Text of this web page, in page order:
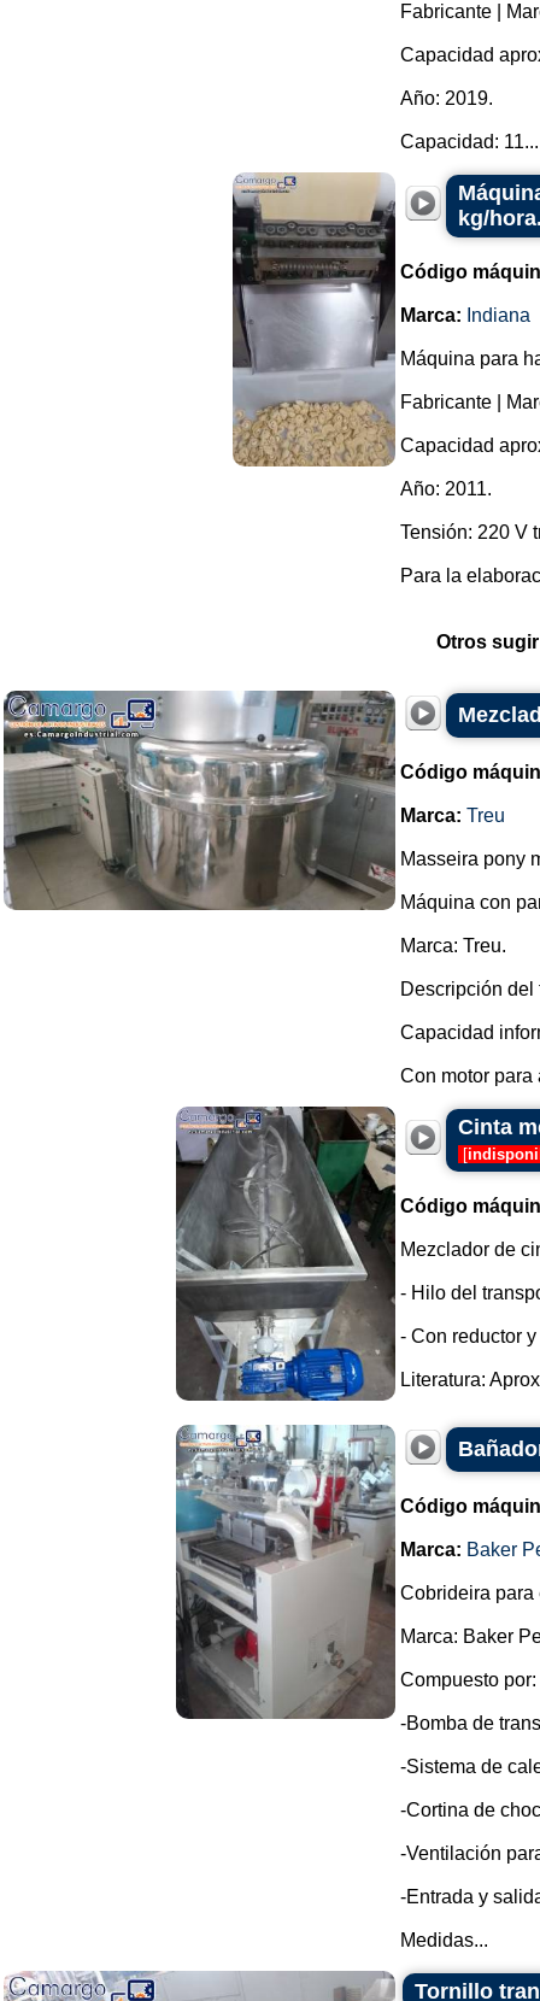
Fabricante |
Capacidad
Año: 2019.
Capacidad: 11...
kg/
Código
Marca: Indiana
Máquina para
Fabricante |
Capacidad
Año: 2011.
Tensión: 220 V
Para la
Otros
Código
Marca: Treu
Masseira pony
Máquina con
Marca: Treu.
Descripción del
Capacidad
Con motor para
Cinta
[
Código
Mezclador de
- Hilo del
- Con reductor y
Literatura:
Código
Marca: Baker
Cobrideira para
Marca: Baker
Compuesto por:
-Bomba de
-Sistema de
-Cortina de
-Ventilación
-Entrada y
Medidas...
Tornillo